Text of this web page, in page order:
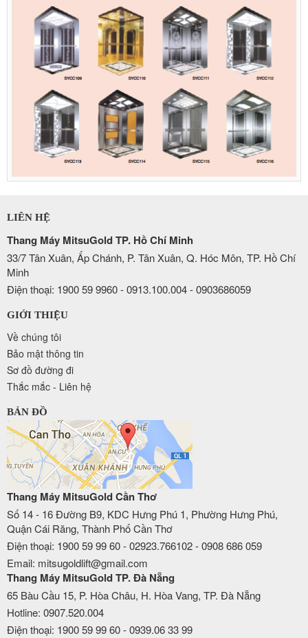
LIÊN HỆ
Thang Máy MitsuGold TP. Hồ Chí Minh
33/7 Tân Xuân, Ấp Chánh, P. Tân Xuân, Q. Hóc Môn, TP. Hồ Chí
Minh
Điện thoại: 1900 59 9960 - 0913.100.004 - 0903686059
GIỚI THIỆU
Về chúng tôi
Bảo mật thông tin
Sơ đồ đường đi
Thắc mắc - Liên hệ
BẢN ĐỒ
Thang Máy MitsuGold Cần Thơ
Số 14 - 16 Đường B9, KDC Hưng Phú 1, Phường Hưng Phú,
Quận Cái Răng, Thành Phố Cần Thơ
Điện thoại: 1900 59 99 60 - 02923.766102 - 0908 686 059
Email: mitsugoldlift@gmail.com
Thang Máy MitsuGold TP. Đà Nẵng
65 Bàu Cầu 15, P. Hòa Châu, H. Hòa Vang, TP. Đà Nẵng
Hotline: 0907.520.004
Điện thoại: 1900 59 99 60 - 0939.06 33 99